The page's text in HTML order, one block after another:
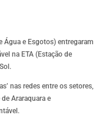
Água e Esgotos) entregaram
na ETA (Estação de
nas redes entre os setores,
Araraquara e